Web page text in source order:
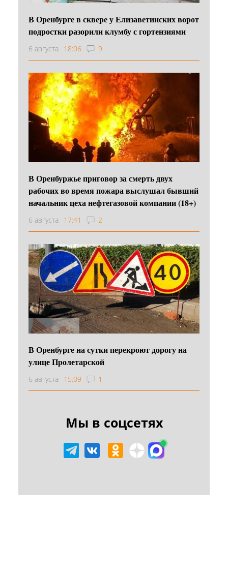
В Оренбурге в сквере у Елизаветинских ворот
подростки разорили клумбу с гортензиями
6 августа 18:06 9
В Оренбуржье приговор за смерть двух
рабочих во время пожара выслушал бывший
начальник цеха нефтегазовой компании (18+)
6 августа 17:41 2
В Оренбурге на сутки перекроют дорогу на
улице Пролетарской
6 августа 15:09 1
Мы в соцсетях